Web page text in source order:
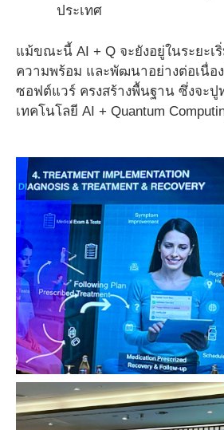
ประเทศ
แม้ขณะนี้ AI + Q จะยังอยู่ในระยะเ
ความพร้อม และพัฒนาอย่างต่อเนื่อ
ซอฟต์แวร์ ครงสร้างพื้นฐาน ซึ่งจะปู
เทคโนโลยี AI + Quantum